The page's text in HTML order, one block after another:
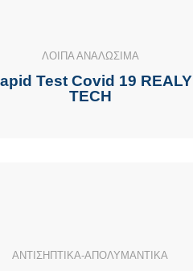
ΛΟΙΠΑ ΑΝΑΛΩΣΙΜΑ
Test Covid 19 REALY
TECH
ΑΝΤΙΣΗΠΤΙΚΑ-ΑΠΟΛΥΜΑΝΤΙΚΑ